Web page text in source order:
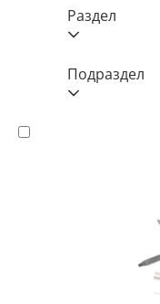
Раздел
Подраздел